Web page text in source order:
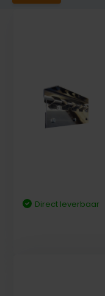
Direct leverbaar